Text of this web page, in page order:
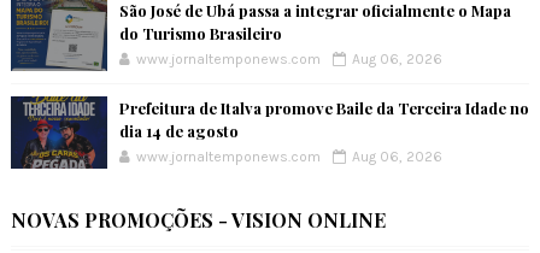
São José de Ubá passa a integrar oficialmente o Mapa
do Turismo Brasileiro
www.jornaltemponews.com Aug 06, 2026
Prefeitura de Italva promove Baile da Terceira Idade no
dia 14 de agosto
www.jornaltemponews.com Aug 06, 2026
NOVAS PROMOÇÕES - VISION ONLINE